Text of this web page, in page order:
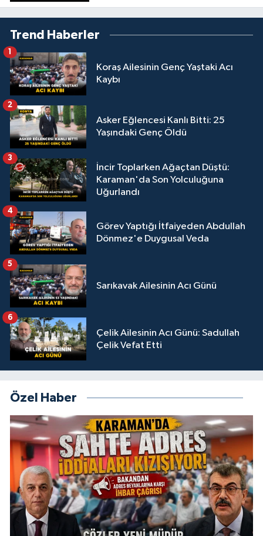
Trend Haberler
Koraş Ailesinin Genç Yaştaki Acı
Kaybı
1
Asker Eğlencesi Kanlı Bitti: 25
Yaşındaki Genç Öldü
2
İncir Toplarken Ağaçtan Düştü:
Karaman'da Son Yolculuğuna
Uğurlandı
3
Görev Yaptığı İtfaiyeden Abdullah
Dönmez'e Duygusal Veda
4
Sarıkavak Ailesinin Acı Günü
5
Çelik Ailesinin Acı Günü: Sadullah
Çelik Vefat Etti
6
Özel Haber